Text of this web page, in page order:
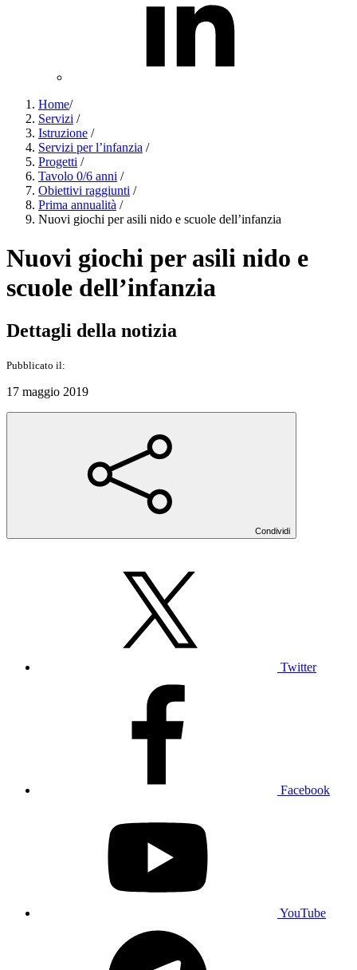
Home/
Servizi /
Istruzione /
Servizi per l’infanzia /
Progetti /
Tavolo 0/6 anni /
Obiettivi raggiunti /
Prima annualità /
Nuovi giochi per asili nido e scuole dell’infanzia
Nuovi giochi per asili nido e
scuole dell’infanzia
Dettagli della notizia
Pubblicato il:
17 maggio 2019
Condividi
Twitter
Facebook
YouTube